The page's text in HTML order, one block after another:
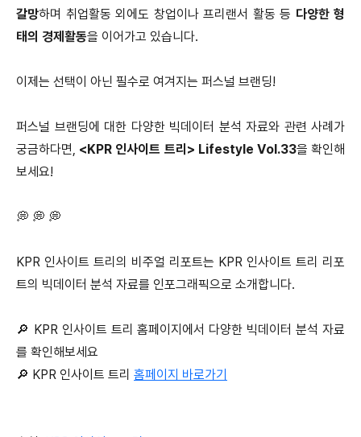
갈망하며 취업활동 외에도 창업이나 프리랜서 활동 등 다양한 형
태의 경제활동을 이어가고 있습니다.
이제는 선택이 아닌 필수로 여겨지는 퍼스널 브랜딩!
퍼스널 브랜딩에 대한 다양한 빅데이터 분석 자료와 관련 사례가
궁금하다면, <KPR 인사이트 트리> Lifestyle Vol.33을 확인해
보세요!
💭 💭 💭
KPR 인사이트 트리의 비주얼 리포트는 KPR 인사이트 트리 리포
트의 빅데이터 분석 자료를 인포그래픽으로 소개합니다.
🔎 KPR 인사이트 트리 홈페이지에서 다양한 빅데이터 분석 자료
를 확인해보세요
🔎 KPR 인사이트 트리 홈페이지 바로가기